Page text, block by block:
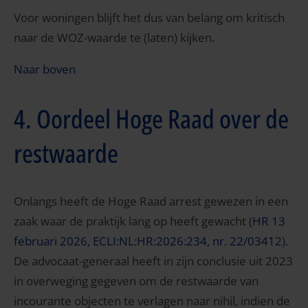
Voor woningen blijft het dus van belang om kritisch
naar de WOZ-waarde te (laten) kijken.
Naar boven
4. Oordeel Hoge Raad over de
restwaarde
Onlangs heeft de Hoge Raad arrest gewezen in een
zaak waar de praktijk lang op heeft gewacht (HR 13
februari 2026, ECLI:NL:HR:2026:234, nr. 22/03412).
De advocaat-generaal heeft in zijn conclusie uit 2023
in overweging gegeven om de restwaarde van
incourante objecten te verlagen naar nihil, indien de